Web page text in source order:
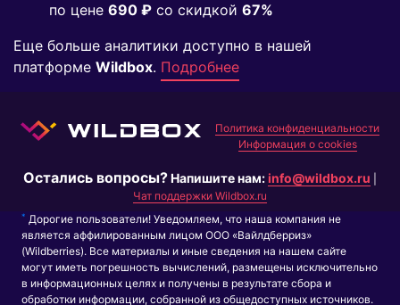
по цене 690 ₽ co скидкой 67%
Еще больше аналитики доступно в нашей
платформе Wildbox. Подробнее
Политика конфиденциальности
Информация о cookies
Остались вопросы?Напишите нам:info@wildbox.ru
Чат поддержки Wildbox.ru
* Дорогие пользователи! Уведомляем, что наша компания не
является аффилированным лицом ООО «Вайлдберриз»
(Wildberries). Все материалы и иные сведения на нашем сайте
могут иметь погрешность вычислений, размещены исключительно
в информационных целях и получены в результате сбора и
обработки информации, собранной из общедоступных источников.